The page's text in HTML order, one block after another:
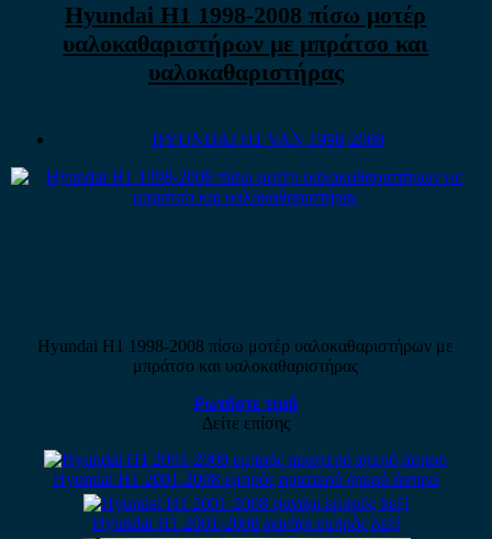
Hyundai H1 1998-2008 πίσω μοτέρ
υαλοκαθαριστήρων με μπράτσο και
υαλοκαθαριστήρας
HYUNDAI H1 VAN 1998-2008
Hyundai H1 1998-2008 πίσω μοτέρ υαλοκαθαριστήρων με
μπράτσο και υαλοκαθαριστήρας
Ρωτήστε τιμή
Δείτε επίσης
Hyundai H1 2001-2008 εμπρός αριστερό φτερό άσπρο
Hyundai H1 2001-2008 φανάρι εμπρός δεξί